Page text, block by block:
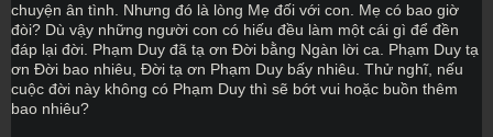
chuyện ân tình. Nhưng đó là lòng Mẹ đối với con. Mẹ có bao giờ
đòi? Dù vậy những người con có hiếu đều làm một cái gì để đền
đáp lại đời. Phạm Duy đã tạ ơn Đời bằng Ngàn lời ca. Phạm Duy tạ
ơn Đời bao nhiêu, Đời tạ ơn Phạm Duy bấy nhiêu. Thử nghĩ, nếu
cuộc đời này không có Phạm Duy thì sẽ bớt vui hoặc buồn thêm
bao nhiêu?